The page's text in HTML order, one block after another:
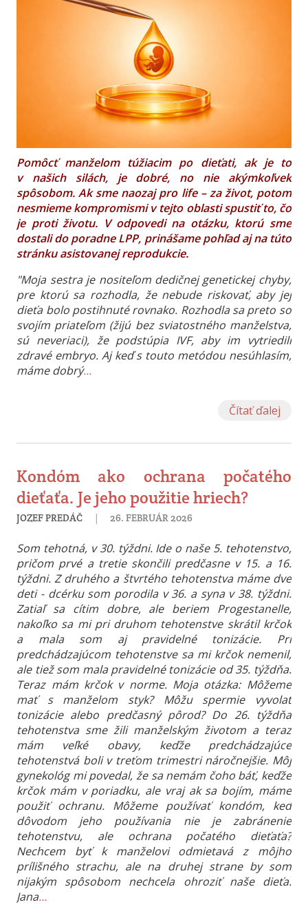
Pomôcť manželom túžiacim po dieťati, ak je to
v našich silách, je dobré, no nie akýmkoľvek
spôsobom. Ak sme naozaj pro life – za život, potom
nesmieme kompromismi v tejto oblasti spustiť to, čo
je proti životu. V odpovedi na otázku, ktorú sme
dostali do poradne LPP, prinášame pohľad aj na túto
stránku asistovanej reprodukcie.
"Moja sestra je nositeľom dedičnej genetickej chyby,
pre ktorú sa rozhodla, že nebude riskovať, aby jej
dieťa bolo postihnuté rovnako. Rozhodla sa preto so
svojím priateľom (žijú bez sviatostného manželstva,
sú neveriaci), že podstúpia IVF, aby im vytriedili
zdravé embryo. Aj keď s touto metódou nesúhlasím,
máme dobrý…
Čítať ďalej
Kondóm ako ochrana počatého
dieťaťa. Je jeho použitie hriech?
JOZEF PREDÁČ |26. FEBRUÁR 2026
Som tehotná, v 30. týždni. Ide o naše 5. tehotenstvo,
pričom prvé a tretie skončili predčasne v 15. a 16.
týždni. Z druhého a štvrtého tehotenstva máme dve
deti - dcérku som porodila v 36. a syna v 38. týždni.
Zatiaľ sa cítim dobre, ale beriem Progestanelle,
nakoľko sa mi pri druhom tehotenstve skrátil krčok
a mala som aj pravidelné tonizácie. Pri
predchádzajúcom tehotenstve sa mi krčok nemenil,
ale tiež som mala pravidelné tonizácie od 35. týždňa.
Teraz mám krčok v norme. Moja otázka: Môžeme
mať s manželom styk? Môžu spermie vyvolať
tonizácie alebo predčasný pôrod? Do 26. týždňa
tehotenstva sme žili manželským životom a teraz
mám veľké obavy, keďže predchádzajúce
tehotenstvá boli v treťom trimestri náročnejšie. Môj
gynekológ mi povedal, že sa nemám čoho báť, keďže
krčok mám v poriadku, ale vraj ak sa bojím, máme
použiť ochranu. Môžeme používať kondóm, keď
dôvodom jeho používania nie je zabránenie
tehotenstvu, ale ochrana počatého dieťaťa?
Nechcem byť k manželovi odmietavá z môjho
prílišného strachu, ale na druhej strane by som
nijakým spôsobom nechcela ohroziť naše dieťa.
Jana…